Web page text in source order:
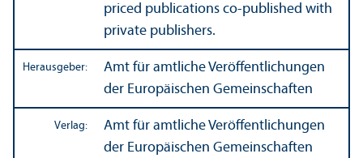
priced publications co-published with
private publishers.
Herausgeber:
Amt für amtliche Veröffentlichungen
der Europäischen Gemeinschaften
Verlag:
Amt für amtliche Veröffentlichungen
der Europäischen Gemeinschaften